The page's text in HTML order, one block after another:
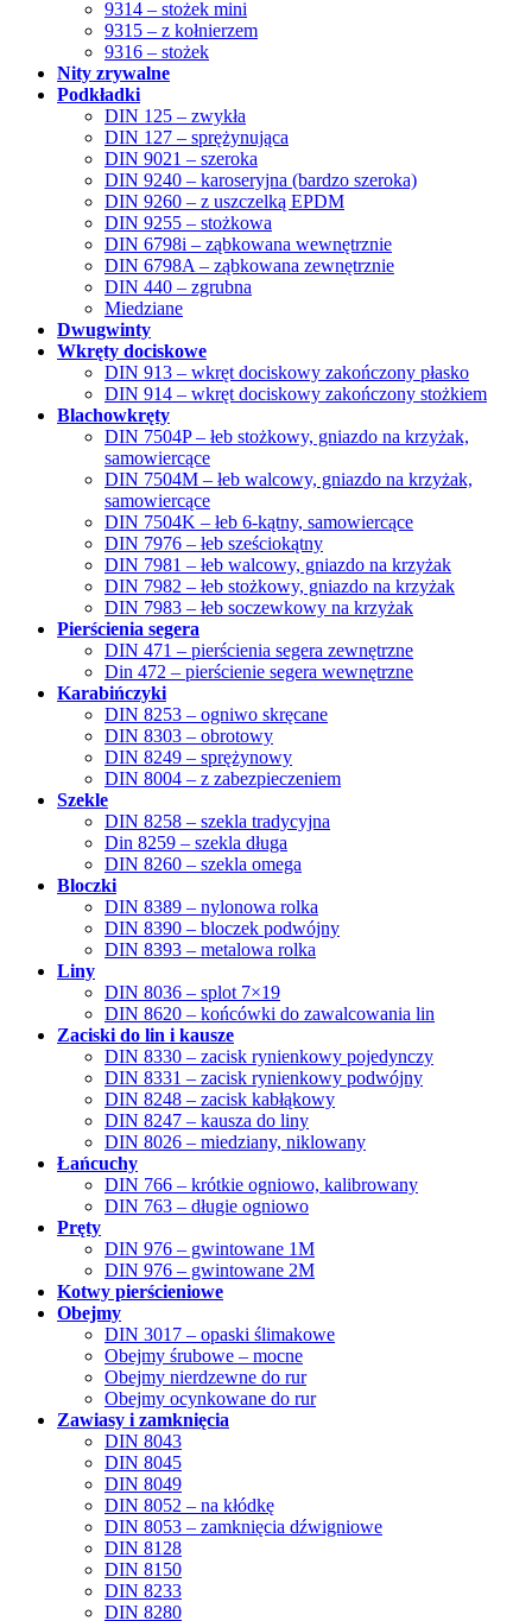
9314 – stożek mini
9315 – z kołnierzem
9316 – stożek
Nity zrywalne
Podkładki
DIN 125 – zwykła
DIN 127 – sprężynująca
DIN 9021 – szeroka
DIN 9240 – karoseryjna (bardzo szeroka)
DIN 9260 – z uszczelką EPDM
DIN 9255 – stożkowa
DIN 6798i – ząbkowana wewnętrznie
DIN 6798A – ząbkowana zewnętrznie
DIN 440 – zgrubna
Miedziane
Dwugwinty
Wkręty dociskowe
DIN 913 – wkręt dociskowy zakończony płasko
DIN 914 – wkręt dociskowy zakończony stożkiem
Blachowkręty
DIN 7504P – łeb stożkowy, gniazdo na krzyżak,
samowiercące
DIN 7504M – łeb walcowy, gniazdo na krzyżak,
samowiercące
DIN 7504K – łeb 6-kątny, samowiercące
DIN 7976 – łeb sześciokątny
DIN 7981 – łeb walcowy, gniazdo na krzyżak
DIN 7982 – łeb stożkowy, gniazdo na krzyżak
DIN 7983 – łeb soczewkowy na krzyżak
Pierścienia segera
DIN 471 – pierścienia segera zewnętrzne
Din 472 – pierścienie segera wewnętrzne
Karabińczyki
DIN 8253 – ogniwo skręcane
DIN 8303 – obrotowy
DIN 8249 – sprężynowy
DIN 8004 – z zabezpieczeniem
Szekle
DIN 8258 – szekla tradycyjna
Din 8259 – szekla długa
DIN 8260 – szekla omega
Bloczki
DIN 8389 – nylonowa rolka
DIN 8390 – bloczek podwójny
DIN 8393 – metalowa rolka
Liny
DIN 8036 – splot 7×19
DIN 8620 – końcówki do zawalcowania lin
Zaciski do lin i kausze
DIN 8330 – zacisk rynienkowy pojedynczy
DIN 8331 – zacisk rynienkowy podwójny
DIN 8248 – zacisk kabłąkowy
DIN 8247 – kausza do liny
DIN 8026 – miedziany, niklowany
Łańcuchy
DIN 766 – krótkie ogniowo, kalibrowany
DIN 763 – długie ogniowo
Pręty
DIN 976 – gwintowane 1M
DIN 976 – gwintowane 2M
Kotwy pierścieniowe
Obejmy
DIN 3017 – opaski ślimakowe
Obejmy śrubowe – mocne
Obejmy nierdzewne do rur
Obejmy ocynkowane do rur
Zawiasy i zamknięcia
DIN 8043
DIN 8045
DIN 8049
DIN 8052 – na kłódkę
DIN 8053 – zamknięcia dźwigniowe
DIN 8128
DIN 8150
DIN 8233
DIN 8280